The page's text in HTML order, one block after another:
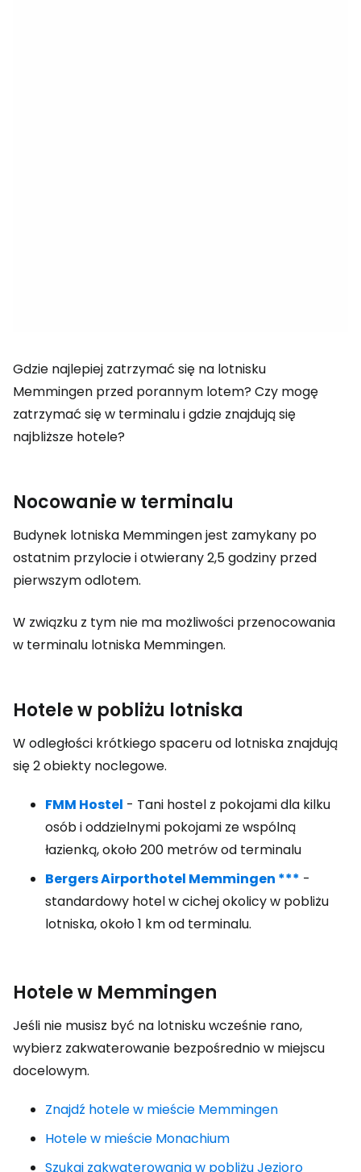
Gdzie najlepiej zatrzymać się na lotnisku
Memmingen przed porannym lotem? Czy mogę
zatrzymać się w terminalu i gdzie znajdują się
najbliższe hotele?
Nocowanie w terminalu
Budynek lotniska Memmingen jest zamykany po
ostatnim przylocie i otwierany 2,5 godziny przed
pierwszym odlotem.
W związku z tym nie ma możliwości przenocowania
w terminalu lotniska Memmingen.
Hotele w pobliżu lotniska
W odległości krótkiego spaceru od lotniska znajdują
się 2 obiekty noclegowe.
FMM Hostel - Tani hostel z pokojami dla kilku
osób i oddzielnymi pokojami ze wspólną
łazienką, około 200 metrów od terminalu
Bergers Airporthotel Memmingen *** -
standardowy hotel w cichej okolicy w pobliżu
lotniska, około 1 km od terminalu.
Hotele w Memmingen
Jeśli nie musisz być na lotnisku wcześnie rano,
wybierz zakwaterowanie bezpośrednio w miejscu
docelowym.
Znajdź hotele w mieście Memmingen
Hotele w mieście Monachium
Szukaj zakwaterowania w pobliżu Jezioro